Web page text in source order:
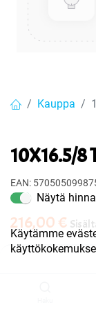
Kauppa
10X16.5/8
EAN:
Näytä
216,00€
Käytämme